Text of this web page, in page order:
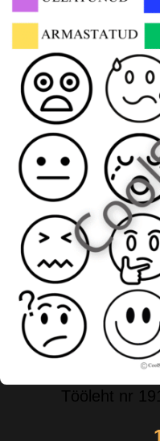
Tööleht nr